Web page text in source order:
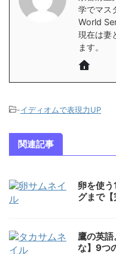
学でマス
World
現在は妻
ます。
-イディオムで表現力UP
関連記事
卵を使
グまで【
鷹の英
な】9つ